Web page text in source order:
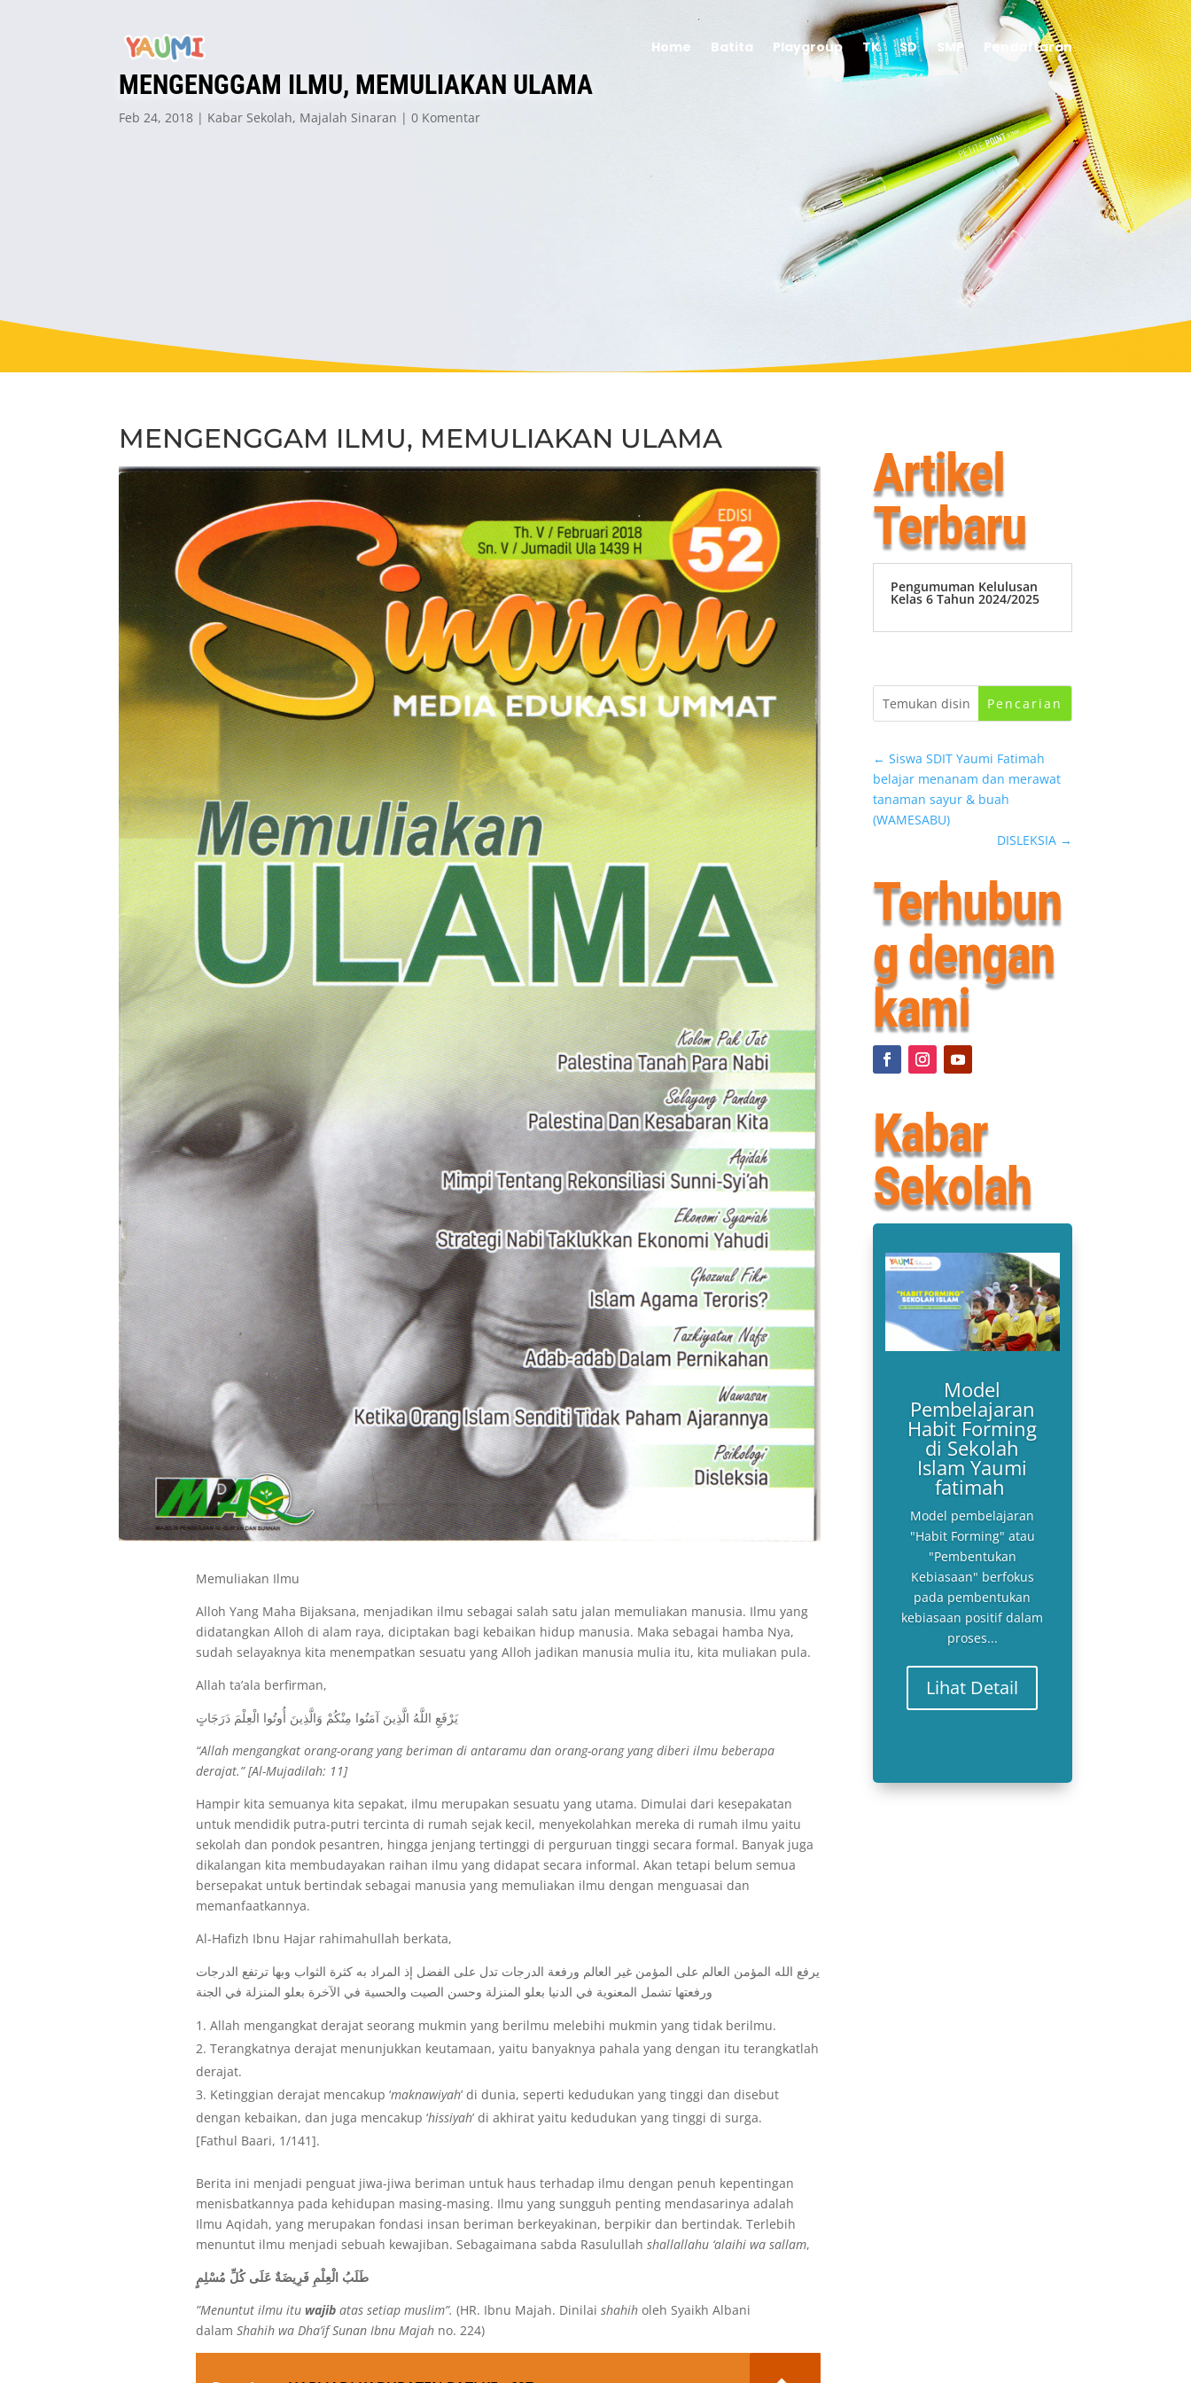
Home Batita Playgroup TK SD SMP Pendaftaran
MENGENGGAM ILMU, MEMULIAKAN ULAMA
Feb 24, 2018 Kabar Sekolah, Majalah Sinaran 0 Komentar
MENGENGGAM ILMU, MEMULIAKAN ULAMA
Memuliakan Ilmu
Alloh Yang Maha Bijaksana, menjadikan ilmu sebagai salah satu jalan memuliakan manusia. Ilmu yang
didatangkan Alloh di alam raya, diciptakan bagi kebaikan hidup manusia. Maka sebagai hamba Nya,
sudah selayaknya kita menempatkan sesuatu yang Alloh jadikan manusia mulia itu, kita muliakan pula.
Allah ta’ala berfirman,
يَرْفَعِ اللَّهُ الَّذِينَ آمَنُوا مِنْكُمْ وَالَّذِينَ أُوتُوا الْعِلْمَ دَرَجَاتٍ
“Allah mengangkat orang-orang yang beriman di antaramu dan orang-orang yang diberi ilmu beberapa
derajat.” [Al-Mujadilah: 11]
Hampir kita semuanya kita sepakat, ilmu merupakan sesuatu yang utama. Dimulai dari kesepakatan
untuk mendidik putra-putri tercinta di rumah sejak kecil, menyekolahkan mereka di rumah ilmu yaitu
sekolah dan pondok pesantren, hingga jenjang tertinggi di perguruan tinggi secara formal. Banyak juga
dikalangan kita membudayakan raihan ilmu yang didapat secara informal. Akan tetapi belum semua
bersepakat untuk bertindak sebagai manusia yang memuliakan ilmu dengan menguasai dan
memanfaatkannya.
Al-Hafizh Ibnu Hajar rahimahullah berkata,
يرفع الله المؤمن العالم على المؤمن غير العالم ورفعة الدرجات تدل على الفضل إذ المراد به كثرة الثواب وبها ترتفع الدرجات
ورفعتها تشمل المعنوية في الدنيا بعلو المنزلة وحسن الصيت والحسية في الآخرة بعلو المنزلة في الجنة
Allah mengangkat derajat seorang mukmin yang berilmu melebihi mukmin yang tidak berilmu.
Terangkatnya derajat menunjukkan keutamaan, yaitu banyaknya pahala yang dengan itu terangkatlah
derajat.
Ketinggian derajat mencakup ‘maknawiyah’ di dunia, seperti kedudukan yang tinggi dan disebut
dengan kebaikan, dan juga mencakup ‘hissiyah’ di akhirat yaitu kedudukan yang tinggi di surga.
[Fathul Baari, 1/141].
Berita ini menjadi penguat jiwa-jiwa beriman untuk haus terhadap ilmu dengan penuh kepentingan
menisbatkannya pada kehidupan masing-masing. Ilmu yang sungguh penting mendasarinya adalah
Ilmu Aqidah, yang merupakan fondasi insan beriman berkeyakinan, berpikir dan bertindak. Terlebih
menuntut ilmu menjadi sebuah kewajiban. Sebagaimana sabda Rasulullahshallallahu ‘alaihi wa sallam,
طَلَبُ الْعِلْمِ فَرِيضَةٌ عَلَى كُلِّ مُسْلِمٍ
”Menuntut ilmu itu wajib atas setiap muslim”.(HR. Ibnu Majah. Dinilaishahih oleh Syaikh Albani
dalamShahih wa Dha’if Sunan Ibnu Majah no. 224)
Artikel
Terbaru
Pengumuman Kelulusan
Kelas 6 Tahun 2024/2025
←Siswa SDIT Yaumi Fatimah
belajar menanam dan merawat
tanaman sayur & buah
(WAMESABU)
DISLEKSIA→
Terhubun
g dengan
kami
Kabar
Sekolah
Model
Pembelajaran
Habit Forming
di Sekolah
Islam Yaumi
fatimah
Model pembelajaran
"Habit Forming" atau
"Pembentukan
Kebiasaan" berfokus
pada pembentukan
kebiasaan positif dalam
proses...
Lihat Detail